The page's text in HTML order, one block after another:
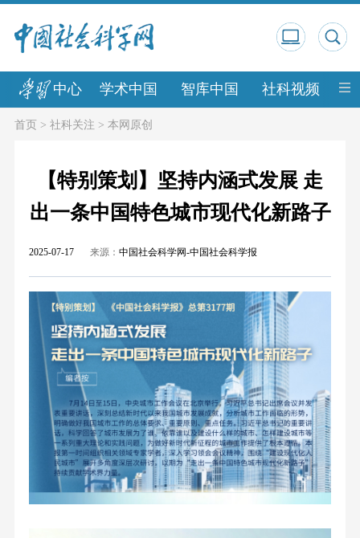
中心 学术中国 智库中国 社科视频 中
首页> 社科关注 > 本网原创
【特别策划】坚持内涵式发展 走
出一条中国特色城市现代化新路子
2025-07-17 来源： 中国社会科学网-中国社会科学报